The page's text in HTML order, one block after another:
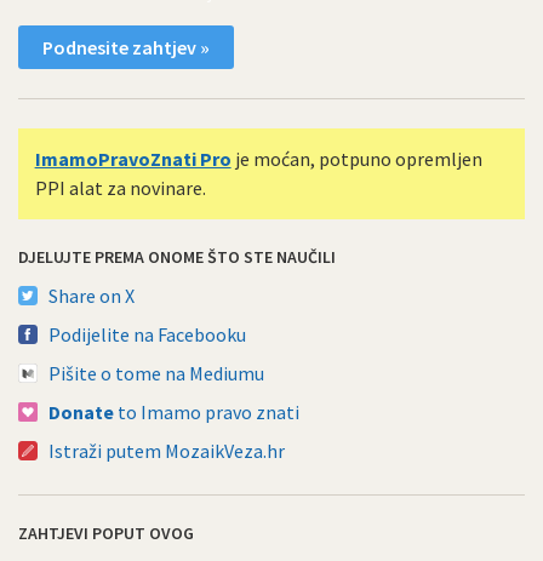
Podnesite zahtjev »
ImamoPravoZnati Pro je moćan, potpuno opremljen
PPI alat za novinare.
DJELUJTE PREMA ONOME ŠTO STE NAUČILI
Share on X
Podijelite na Facebooku
Pišite o tome na Mediumu
Donate to Imamo pravo znati
Istraži putem MozaikVeza.hr
ZAHTJEVI POPUT OVOG